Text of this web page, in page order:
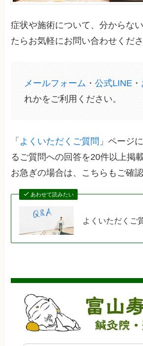
症状や施術について、分からな
たらお気軽にお問い合わせくださ
メールフォーム ・公式LINE ・
れかをご利用ください。
「 よくいただくご質問 」ページ
るご質問への回答を20件以上掲
お急ぎの場合は、こちらもご確認
あわせて読みたい
よくいただくご